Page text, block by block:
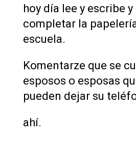
hoy día lee y escribe y
completar la
escuela.
Komentarze que se
esposos o esposas
pueden dejar su
ahí.